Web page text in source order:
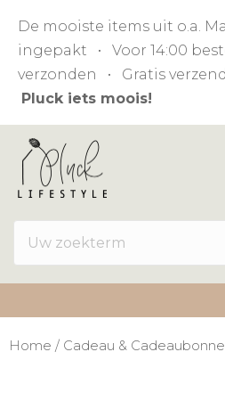
De mooiste items uit o.a.
ingepakt • Voor 14:00
verzonden • Gratis
Pluck iets moois!
Home / Cadeau &